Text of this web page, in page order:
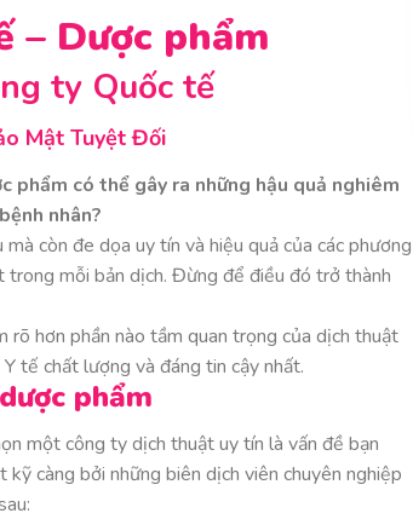
– Dược phẩm
ty Quốc tế
Mật Tuyệt Đối
có thể gây ra những hậu quả nghiêm
nhân?
còn đe dọa uy tín và hiệu quả của các phương
trong mỗi bản dịch. Đừng để điều đó trở thành
rõ hơn phần nào tầm quan trọng của dịch thuật
tế chất lượng và đáng tin cậy nhất.
phẩm
một công ty dịch thuật uy tín là vấn đề bạn
càng bởi những biên dịch viên chuyên nghiệp